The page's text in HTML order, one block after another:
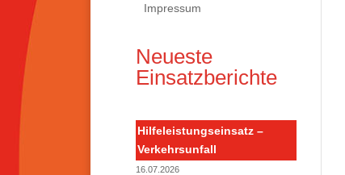
Impressum
Neueste
Einsatzberichte
Hilfeleistungseinsatz –
Verkehrsunfall
16.07.2026